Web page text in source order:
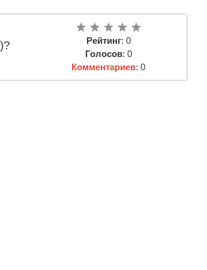
Рейтинг: 0
Голосов: 0
Комментариев: 0